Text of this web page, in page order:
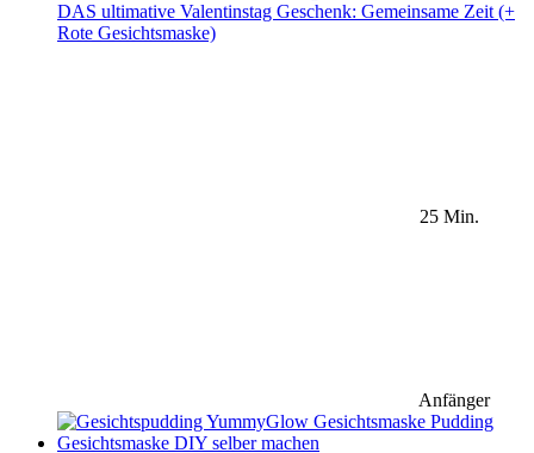
DAS ultimative Valentinstag Geschenk: Gemeinsame Zeit (+
Rote Gesichtsmaske)
25 Min.
Anfänger